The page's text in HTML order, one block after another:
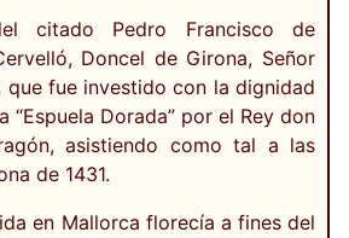
citado Pedro Francisco de
Doncel de Girona, Señor
que fue investido con la dignidad
“Espuela Dorada” por el Rey don
asistiendo como tal a las
de 1431.
en Mallorca florecía a fines del